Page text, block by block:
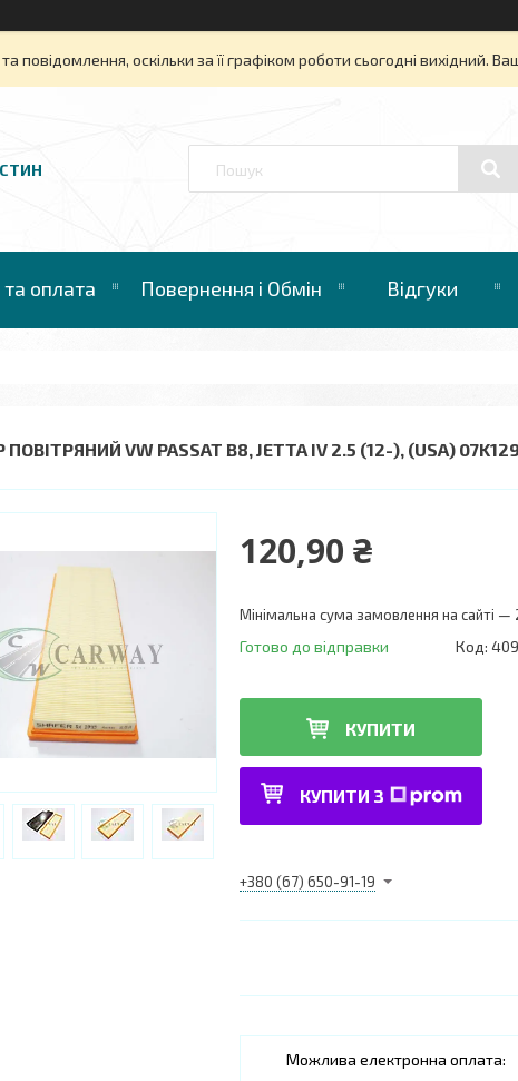
оскільки за її графіком роботи сьогодні вихідний.
оплата Повернення і Обмін Відгуки
VW PASSAT B8, JETTA IV 2.5 (12-), (USA)
120,90 ₴
Мінімальна сума замовлення на сайті —
Готово до відправки Код:
КУПИТИ
КУПИТИ З
+380 (67) 650-91-19